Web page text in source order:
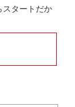
スタートだか